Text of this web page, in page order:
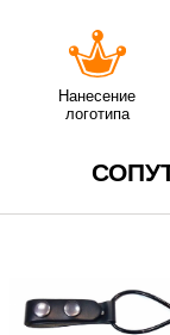
Нанесение
логотипа